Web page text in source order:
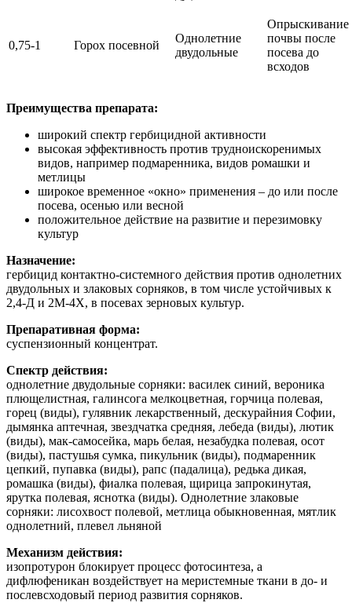
0,75-1 Горох посевной
Однолетние
двудольные
Опрыскивание
почвы после
посева до
всходов
Преимущества препарата:
широкий спектр гербицидной активности
высокая эффективность против трудноискоренимых
видов, например подмаренника, видов ромашки и
метлицы
широкое временное «окно» применения – до или после
посева, осенью или весной
положительное действие на развитие и перезимовку
культур
Назначение:
гербицид контактно-системного действия против однолетних
двудольных и злаковых сорняков, в том числе устойчивых к
2,4-Д и 2М-4Х, в посевах зерновых культур.
Препаративная форма:
суспензионный концентрат.
Спектр действия:
однолетние двудольные сорняки: василек синий, вероника
плющелистная, галинсога мелкоцветная, горчица полевая,
горец (виды), гулявник лекарственный, дескурайния Софии,
дымянка аптечная, звездчатка средняя, лебеда (виды), лютик
(виды), мак-самосейка, марь белая, незабудка полевая, осот
(виды), пастушья сумка, пикульник (виды), подмаренник
цепкий, пупавка (виды), рапс (падалица), редька дикая,
ромашка (виды), фиалка полевая, щирица запрокинутая,
ярутка полевая, яснотка (виды). Однолетние злаковые
сорняки: лисохвост полевой, метлица обыкновенная, мятлик
однолетний, плевел льняной
Механизм действия:
изопротурон блокирует процесс фотосинтеза, а
дифлюфеникан воздействует на меристемные ткани в до- и
послевсходовый период развития сорняков.